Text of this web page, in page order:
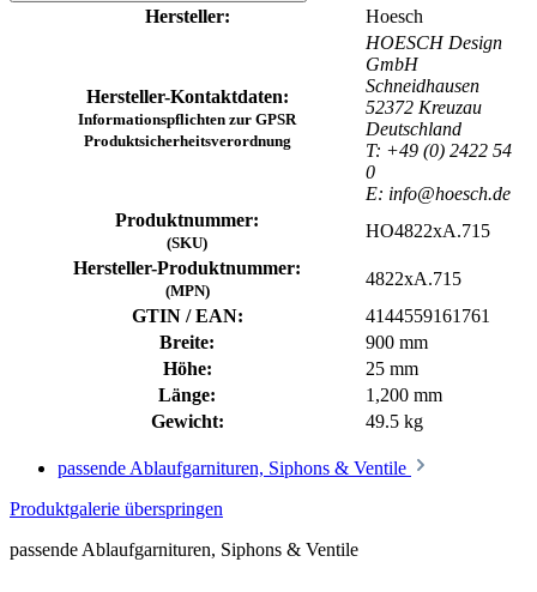
Hersteller: Hoesch
Hersteller-Kontaktdaten:
Informationspflichten zur GPSR
Produktsicherheitsverordnung
HOESCH Design
GmbH
Schneidhausen
52372 Kreuzau
Deutschland
T: +49 (0) 2422 54
0
E: info@hoesch.de
Produktnummer:
(SKU)
HO4822xA.715
Hersteller-Produktnummer:
(MPN)
4822xA.715
GTIN / EAN:
4144559161761
Breite:
900 mm
Höhe:
25 mm
Länge:
1,200 mm
Gewicht:
49.5 kg
passende Ablaufgarnituren, Siphons & Ventile
Produktgalerie überspringen
passende Ablaufgarnituren, Siphons & Ventile